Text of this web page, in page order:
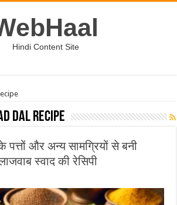
Hindi Content Site
dal recipe
और अन्य सामग्रियों से बनी
स्वाद की रेसिपी